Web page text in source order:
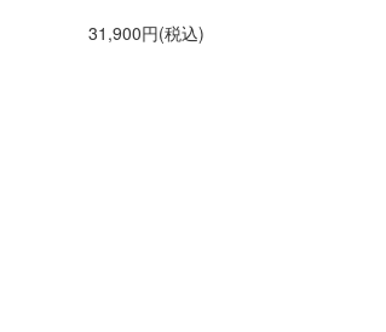
31,900円(税込)